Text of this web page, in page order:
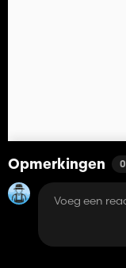
Opmerkingen 0